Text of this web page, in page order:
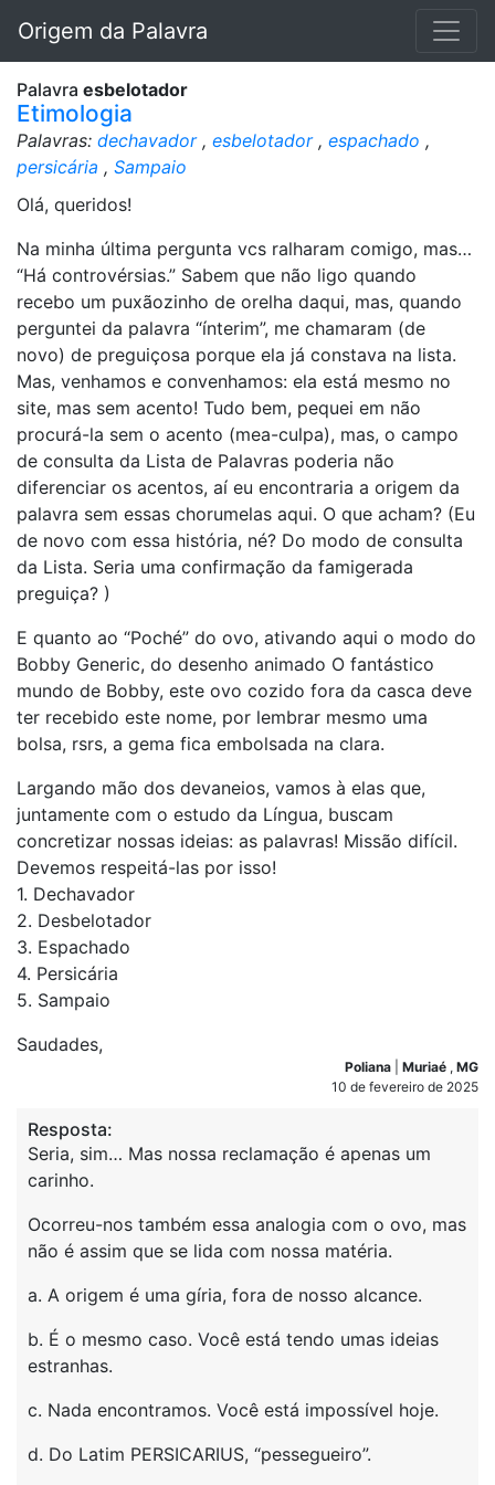
Origem da Palavra
Palavra esbelotador
Etimologia
Palavras: dechavador, esbelotador, espachado ,
persicária , Sampaio
Olá, queridos!
Na minha última pergunta vcs ralharam comigo, mas…
“Há controvérsias.” Sabem que não ligo quando
recebo um puxãozinho de orelha daqui, mas, quando
perguntei da palavra “ínterim”, me chamaram (de
novo) de preguiçosa porque ela já constava na lista.
Mas, venhamos e convenhamos: ela está mesmo no
site, mas sem acento! Tudo bem, pequei em não
procurá-la sem o acento (mea-culpa), mas, o campo
de consulta da Lista de Palavras poderia não
diferenciar os acentos, aí eu encontraria a origem da
palavra sem essas chorumelas aqui. O que acham? (Eu
de novo com essa história, né? Do modo de consulta
da Lista. Seria uma confirmação da famigerada
preguiça? )
E quanto ao “Poché” do ovo, ativando aqui o modo do
Bobby Generic, do desenho animado O fantástico
mundo de Bobby, este ovo cozido fora da casca deve
ter recebido este nome, por lembrar mesmo uma
bolsa, rsrs, a gema fica embolsada na clara.
Largando mão dos devaneios, vamos à elas que,
juntamente com o estudo da Língua, buscam
concretizar nossas ideias: as palavras! Missão difícil.
Devemos respeitá-las por isso!
1. Dechavador
2. Desbelotador
3. Espachado
4. Persicária
5. Sampaio
Saudades,
Poliana Muriaé , MG
10 de fevereiro de 2025
Resposta:
Seria, sim… Mas nossa reclamação é apenas um
carinho.
Ocorreu-nos também essa analogia com o ovo, mas
não é assim que se lida com nossa matéria.
a. A origem é uma gíria, fora de nosso alcance.
b. É o mesmo caso. Você está tendo umas ideias
estranhas.
c. Nada encontramos. Você está impossível hoje.
d. Do Latim PERSICARIUS, “pessegueiro”.